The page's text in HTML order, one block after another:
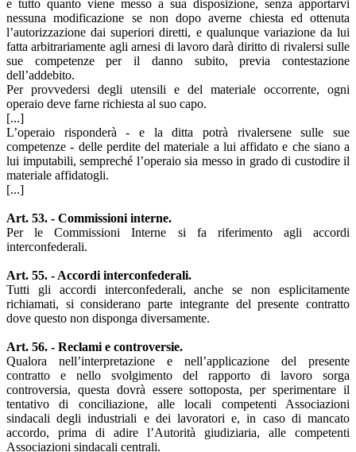
e tutto quanto viene messo a sua disposizione, senza apportarvi
nessuna modificazione se non dopo averne chiesta ed ottenuta
l’autorizzazione dai superiori diretti, e qualunque variazione da lui
fatta arbitrariamente agli arnesi di lavoro darà diritto di rivalersi sulle
sue competenze per il danno subito, previa contestazione
dell’addebito.
Per provvedersi degli utensili e del materiale occorrente, ogni
operaio deve farne richiesta al suo capo.
[...]
L’operaio risponderà - e la ditta potrà rivalersene sulle sue
competenze - delle perdite del materiale a lui affidato e che siano a
lui imputabili, sempreché l’operaio sia messo in grado di custodire il
materiale affidatogli.
[...]
Art. 53. - Commissioni interne.
Per le Commissioni Interne si fa riferimento agli accordi
interconfederali.
Art. 55. - Accordi interconfederali.
Tutti gli accordi interconfederali, anche se non esplicitamente
richiamati, si considerano parte integrante del presente contratto
dove questo non disponga diversamente.
Art. 56. - Reclami e controversie.
Qualora nell’interpretazione e nell’applicazione del presente
contratto e nello svolgimento del rapporto di lavoro sorga
controversia, questa dovrà essere sottoposta, per sperimentare il
tentativo di conciliazione, alle locali competenti Associazioni
sindacali degli industriali e dei lavoratori e, in caso di mancato
accordo, prima di adire l’Autorità giudiziaria, alle competenti
Associazioni sindacali centrali.